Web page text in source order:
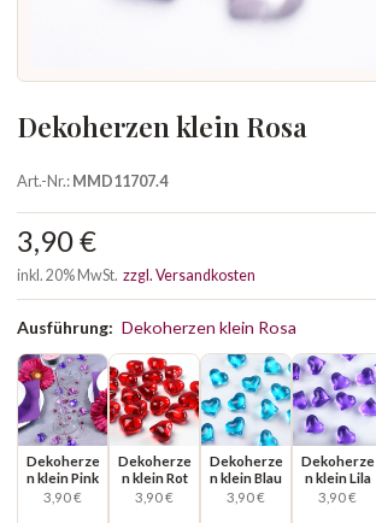
Dekoherzen klein Rosa
Art.-Nr.:MMD11707.4
3,90 €
inkl. 20% MwSt. zzgl. Versandkosten
Ausführung: Dekoherzen klein Rosa
Dekoherze
n klein Pink
3,90 €
Dekoherze
n klein Rot
3,90 €
Dekoherze
n klein Blau
3,90 €
Dekoherze
n klein Lila
3,90 €